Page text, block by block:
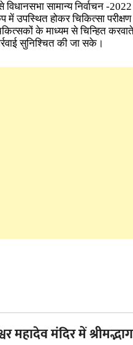
विधानसभा सामान्य निर्वाचन -
उपस्थित होकर चिकित्सा
के माध्यम से चिन्हित
सुनिश्चित की जा सके।
महादेव मंदिर में